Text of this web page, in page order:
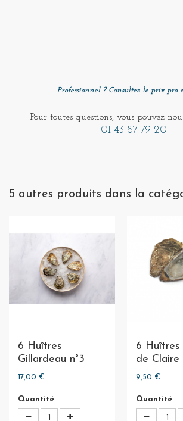
Professionnel ? Consultez le prix pro
Pour toutes questions, vous pouvez
01 43 87 79 20
5 autres produits dans la
6 Huîtres
Gillardeau n°3
17,00 €
Quantité
6 Huîtres
de Claire
9,50 €
Quantité